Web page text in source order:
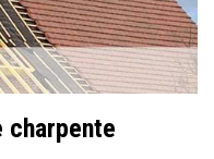
charpente